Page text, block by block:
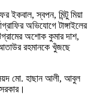
ইকবাল, স্বপন, মিন্টু মিয়া
অভিযোগে টাঙ্গাইলের
অশোক কুমার দাশ,
রহমানকে খুঁজছে
মো. হাছান আলী, আবুল